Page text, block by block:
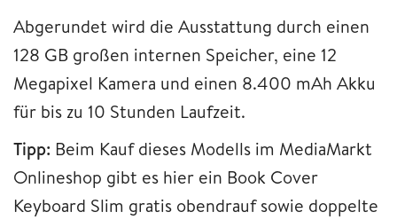
Abgerundet wird die Ausstattung durch einen
128 GB großen internen Speicher, eine 12
Megapixel Kamera und einen 8.400 mAh Akku
für bis zu 10 Stunden Laufzeit.
Tipp: Beim Kauf dieses Modells im MediaMarkt
Onlineshop gibt es hier ein Book Cover
Keyboard Slim gratis obendrauf sowie doppelte